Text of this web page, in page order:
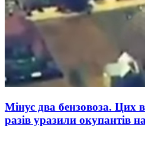
Мінус два бензовоза. Цих
разів уразили окупантів